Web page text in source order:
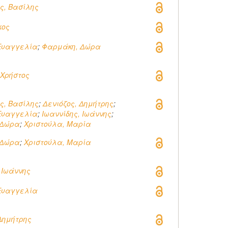
Βασίλης
; Φαρμάκη, Δώρα
Βασίλης;Δενιόζος, Δημήτρης;
; Ιωαννίδης, Ιωάννης;
; Χριστούλα, Μαρία
; Χριστούλα, Μαρία